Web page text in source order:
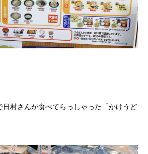
日村さんが食べてらっしゃった「かけうど